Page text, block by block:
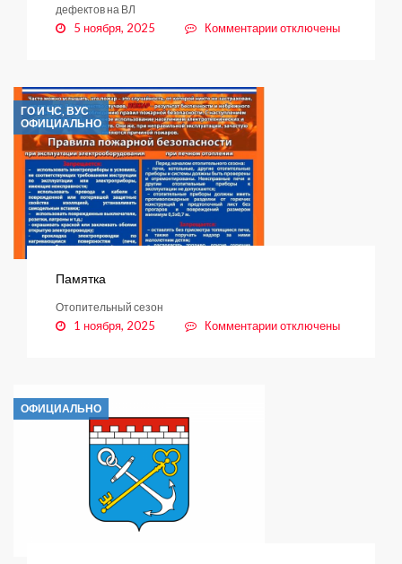
дефектов на ВЛ
5 ноября, 2025 Комментариикотключены
ГО И ЧС, ВУС
ОФИЦИАЛЬНО
Памятка
Отопительный сезон
1 ноября, 2025 Комментариикотключены
ОФИЦИАЛЬНО